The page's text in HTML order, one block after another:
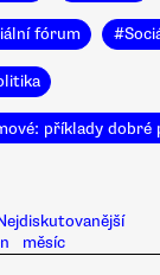
fórum #
příklady dobré
měsíc